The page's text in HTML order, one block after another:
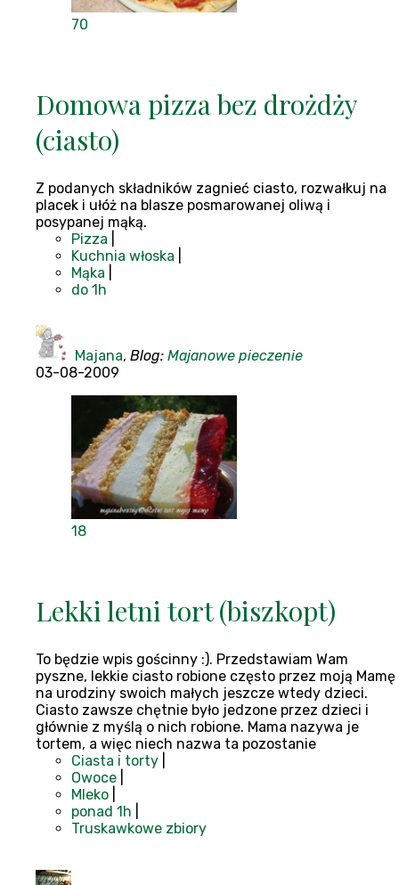
70
Domowa pizza bez drożdży
(ciasto)
Z podanych składników zagnieć ciasto, rozwałkuj na
placek i ułóż na blasze posmarowanej oliwą i
posypanej mąką.
Pizza
Kuchnia włoska
Mąka
do 1h
Majana, Blog: Majanowe pieczenie
03-08-2009
18
Lekki letni tort (biszkopt)
To będzie wpis gościnny :). Przedstawiam Wam
pyszne, lekkie ciasto robione często przez moją Mamę
na urodziny swoich małych jeszcze wtedy dzieci.
Ciasto zawsze chętnie było jedzone przez dzieci i
głównie z myślą o nich robione. Mama nazywa je
tortem, a więc niech nazwa ta pozostanie
Ciasta i torty
Owoce
Mleko
ponad 1h
Truskawkowe zbiory